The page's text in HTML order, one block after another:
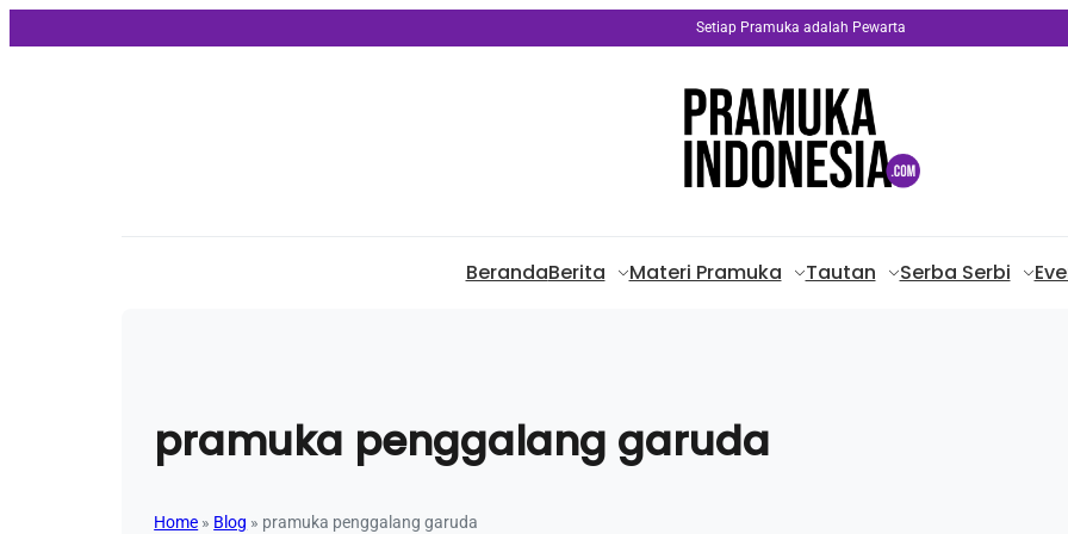
Setiap Pramuka adalah Pewarta
BerandaBerita Materi Pramuka Tautan Serba Serbi
pramuka penggalang garuda
Home » Blog » pramuka penggalang garuda